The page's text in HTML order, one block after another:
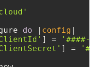
do | config |
] =
'####-
] =